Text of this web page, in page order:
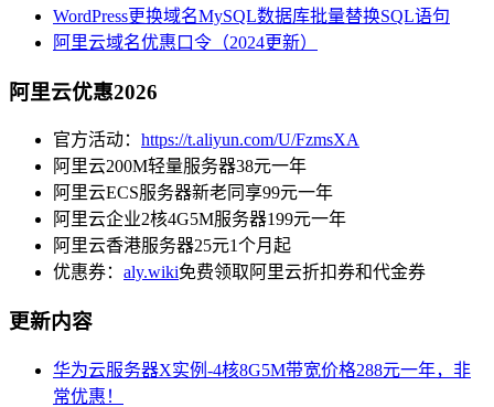
WordPress更换域名MySQL数据库批量替换SQL语句
阿里云域名优惠口令（2024更新）
阿里云优惠2026
官方活动： https://t.aliyun.com/U/FzmsXA
阿里云200M轻量服务器38元一年
阿里云ECS服务器新老同享99元一年
阿里云企业2核4G5M服务器199元一年
阿里云香港服务器25元1个月起
优惠券： aly.wiki免费领取阿里云折扣券和代金券
更新内容
华为云服务器X实例-4核8G5M带宽价格288元一年，非
常优惠！